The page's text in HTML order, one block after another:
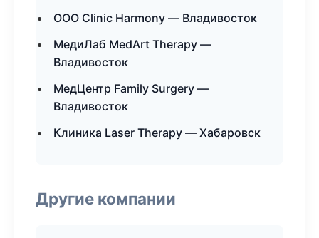
ООО Clinic Harmony — Владивосток
МедиЛаб MedArt Therapy —
Владивосток
МедЦентр Family Surgery —
Владивосток
Клиника Laser Therapy — Хабаровск
Другие компании